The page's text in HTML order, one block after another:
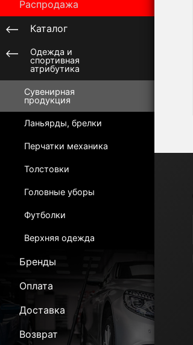
Распродажа
Каталог
Одежда и
спортивная
атрибутика
Сувенирная
продукция
Ланьярды, брелки
Перчатки механика
Толстовки
Головные уборы
Футболки
Верхняя одежда
Бренды
Оплата
Доставка
Возврат